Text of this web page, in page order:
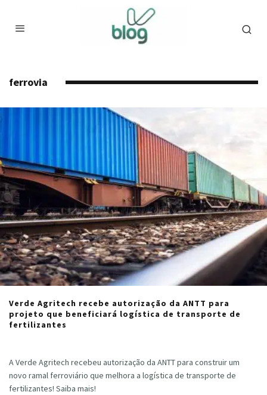
ferrovia
Verde Agritech recebe autorização da ANTT para
projeto que beneficiará logística de transporte de
fertilizantes
A Verde Agritech recebeu autorização da ANTT para construir um
novo ramal ferroviário que melhora a logística de transporte de
fertilizantes! Saiba mais!